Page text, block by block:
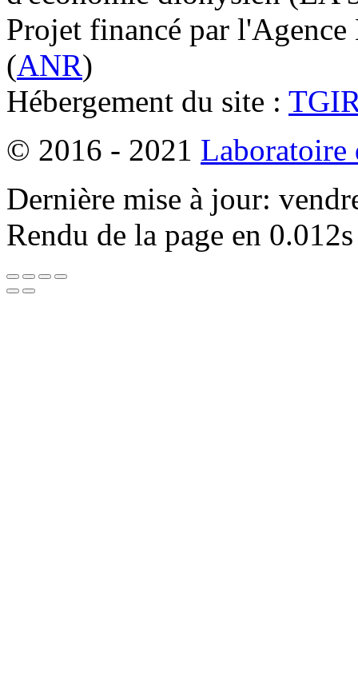
Projet financé par l'Agence
(ANR)
Hébergement du site :
© 2016 - 2021 Laboratoire
Dernière mise à jour:
Rendu de la page en 0.012s